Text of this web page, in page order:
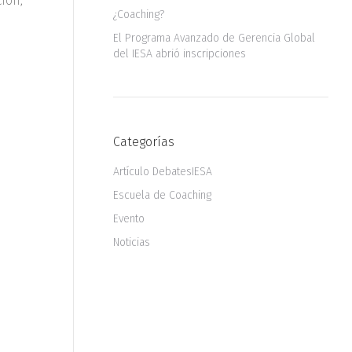
¿Coaching?
El Programa Avanzado de Gerencia Global
del IESA abrió inscripciones
Categorías
Artículo DebatesIESA
Escuela de Coaching
Evento
Noticias